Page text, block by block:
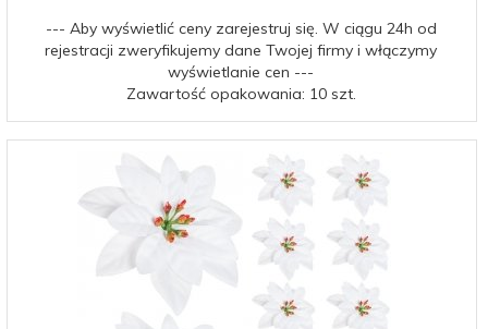
--- Aby wyświetlić ceny zarejestruj się. W ciągu 24h od
rejestracji zweryfikujemy dane Twojej firmy i włączymy
wyświetlanie cen ---
Zawartość opakowania: 10 szt.